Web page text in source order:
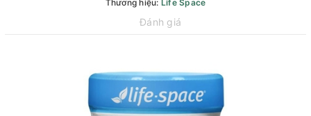
Thương hiệu: Life Space
Đánh giá